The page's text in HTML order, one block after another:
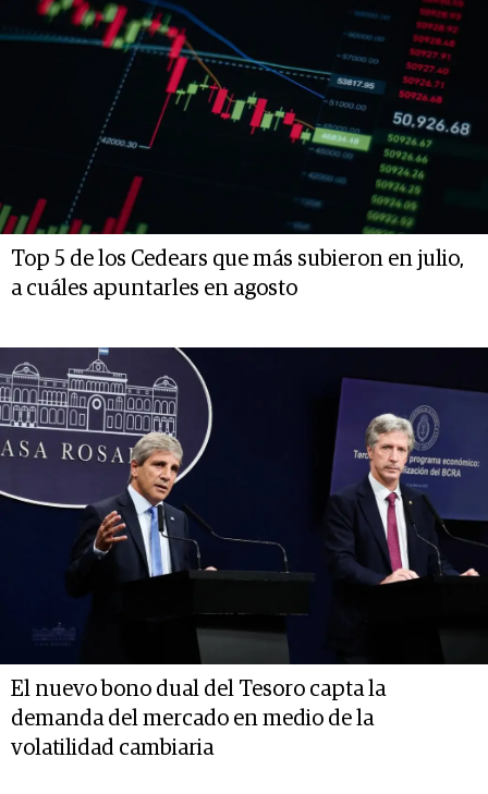
Top 5 de los Cedears que más subieron en julio,
a cuáles apuntarles en agosto
El nuevo bono dual del Tesoro capta la
demanda del mercado en medio de la
volatilidad cambiaria